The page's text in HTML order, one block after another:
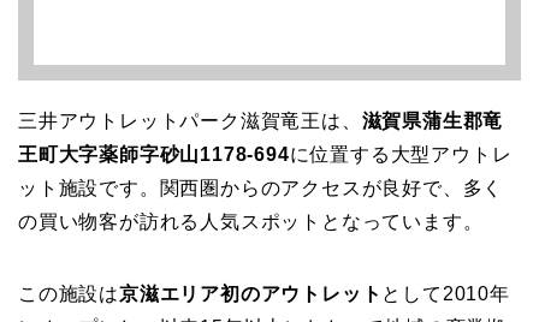
三井アウトレットパーク滋賀竜王は、 滋賀県蒲生郡竜
王町大字薬師字砂山1178-694に位置する大型アウトレ
ット施設です。関西圏からのアクセスが良好で、多く
の買い物客が訪れる人気スポットとなっています。
この施設は京滋エリア初のアウトレット として2010年